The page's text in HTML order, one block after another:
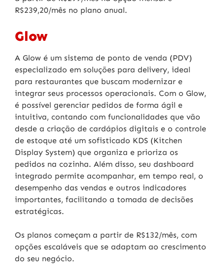
R$239,20/mês no plano anual.
Glow
A Glow é um sistema de ponto de venda (PDV)
especializado em soluções para delivery, ideal
para restaurantes que buscam modernizar e
integrar seus processos operacionais. Com o Glow,
é possível gerenciar pedidos de forma ágil e
intuitiva, contando com funcionalidades que vão
desde a criação de cardápios digitais e o controle
de estoque até um sofisticado KDS (Kitchen
Display System) que organiza e prioriza os
pedidos na cozinha. Além disso, seu dashboard
integrado permite acompanhar, em tempo real, o
desempenho das vendas e outros indicadores
importantes, facilitando a tomada de decisões
estratégicas.
Os planos começam a partir de R$132/mês, com
opções escaláveis que se adaptam ao crescimento
do seu negócio.